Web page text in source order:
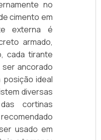
no
cimento em
externa é
armado,
cada tirante
ancorado
ideal
diversas
cortinas
usado em